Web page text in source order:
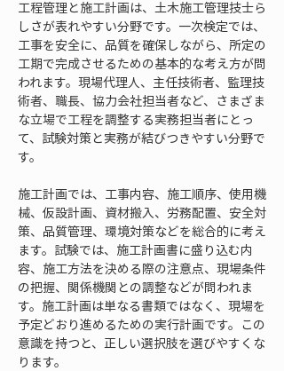
工程管理と施工計画は、土木施工管理技士ら
しさが表れやすい分野です。一次検定では、
工事を安全に、品質を確保しながら、所定の
工期で完成させるための基本的な考え方が問
われます。現場代理人、主任技術者、監理技
術者、職長、協力会社担当者など、さまざま
な立場で工程を調整する実務担当者にとっ
て、試験対策と実務が結びつきやすい分野で
す。
施工計画では、工事内容、施工順序、使用機
械、仮設計画、資材搬入、労務配置、安全対
策、品質管理、環境対策などを総合的に考え
ます。試験では、施工計画書に盛り込む内
容、施工方法を決める際の注意点、現場条件
の把握、関係機関との調整などが問われま
す。施工計画は単なる書類ではなく、現場を
予定どおり進めるための実行計画です。この
意識を持つと、正しい選択肢を選びやすくな
ります。